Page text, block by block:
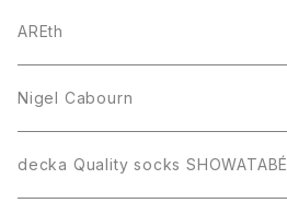
AREth
Nigel Cabourn
decka Quality socks SHOWATABÉ